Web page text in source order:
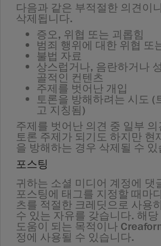
다음과 같은 부적절한 의견이
삭제됩니다.
증오, 위협 또는 괴롭힘
범죄 행위에 대한 위협 또
불법 자료
상스럽거나, 음란하거나
골적인 컨텐츠
주제를 벗어난 개입
토론을 방해하려는 시도 (
고 지칭됨)
주제를 벗어난 의견 중 일부
토론 주제가 되기도 하지만 현
을 방해하는 경우 삭제될 수
포스팅
귀하는 소셜 미디어 계정에 댓
포스팅에 태그를 지정할 때마
츠를 적절한 크레딧으로 사용
수 있는 자유를 갖습니다. 해
도움이 되는 목적이나
정에 사용될 수 있습니다.